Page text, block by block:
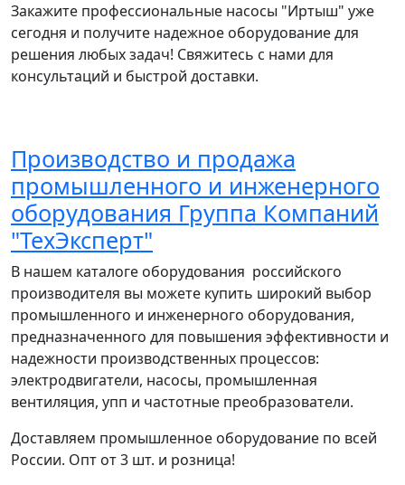
Закажите профессиональные насосы "Иртыш" уже
сегодня и получите надежное оборудование для
решения любых задач! Свяжитесь с нами для
консультаций и быстрой доставки.
Производство и продажа
промышленного и инженерного
оборудования Группа Компаний
"ТехЭксперт"
В нашем каталоге оборудования российского
производителя вы можете купить широкий выбор
промышленного и инженерного оборудования,
предназначенного для повышения эффективности и
надежности производственных процессов:
электродвигатели, насосы, промышленная
вентиляция, упп и частотные преобразователи.
Доставляем промышленное оборудование по всей
России. Опт от 3 шт. и розница!